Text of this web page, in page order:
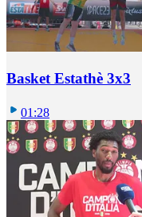
Basket Estathè 3x3
01:28